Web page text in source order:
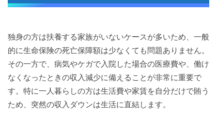
独身の方は扶養する家族がいないケースが多いため、一般
的に生命保険の死亡保障額は少なくても問題ありません。
その一方で、病気やケガで入院した場合の医療費や、働け
なくなったときの収入減少に備えることが非常に重要で
す。特に一人暮らしの方は生活費や家賃を自分だけで賄う
ため、突然の収入ダウンは生活に直結します。